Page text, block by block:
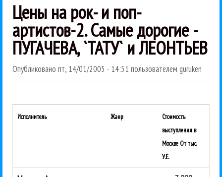
Цены на рок- и поп-
артистов-2. Самые дорогие -
ПУГАЧЕВА, `ТАТУ` и ЛЕОНТЬЕВ
Опубликовано пт, 14/01/2005 - 14:51 пользователем guruken
Исполнитель Жанр
Стоимость
выступления в
Москве От тыс.
У.Е.